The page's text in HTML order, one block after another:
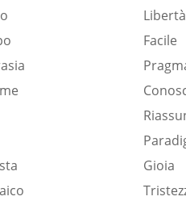
Libertà
Facile
Gioia